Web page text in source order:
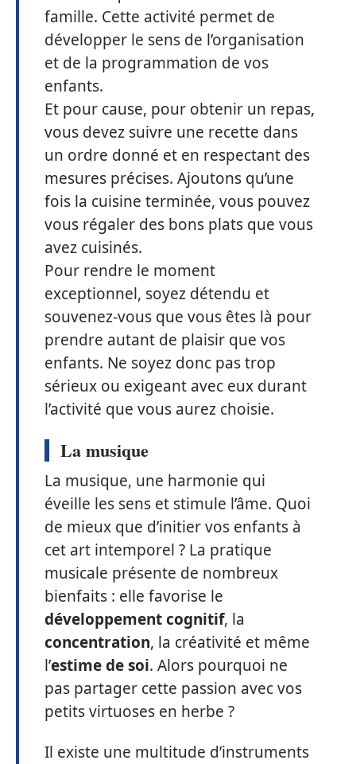
famille. Cette activité permet de
développer le sens de l’organisation
et de la programmation de vos
enfants.
Et pour cause, pour obtenir un repas,
vous devez suivre une recette dans
un ordre donné et en respectant des
mesures précises. Ajoutons qu’une
fois la cuisine terminée, vous pouvez
vous régaler des bons plats que vous
avez cuisinés.
Pour rendre le moment
exceptionnel, soyez détendu et
souvenez-vous que vous êtes là pour
prendre autant de plaisir que vos
enfants. Ne soyez donc pas trop
sérieux ou exigeant avec eux durant
l’activité que vous aurez choisie.
La musique
La musique, une harmonie qui
éveille les sens et stimule l’âme. Quoi
de mieux que d’initier vos enfants à
cet art intemporel ? La pratique
musicale présente de nombreux
bienfaits : elle favorise le
développement cognitif, la
concentration, la créativité et même
l’estime de soi. Alors pourquoi ne
pas partager cette passion avec vos
petits virtuoses en herbe ?
Il existe une multitude d’instruments